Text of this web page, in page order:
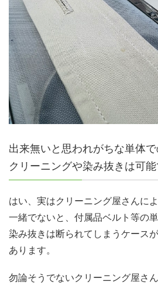
出来無いと思われがちな単体
クリーニングや染み抜きは可
はい、実はクリーニング屋さんに
一緒でないと、付属品ベルト等の
染み抜きは断られてしまうケース
あります。
勿論そうでないクリーニング屋さ